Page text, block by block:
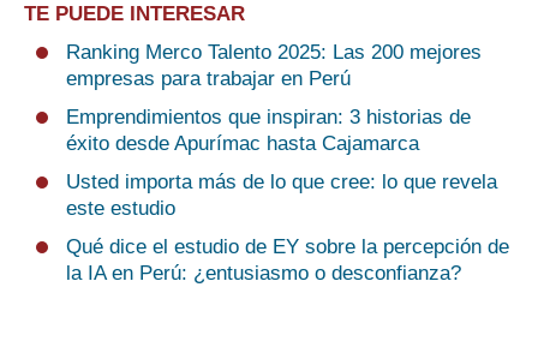
TE PUEDE INTERESAR
Ranking Merco Talento 2025: Las 200 mejores
empresas para trabajar en Perú
Emprendimientos que inspiran: 3 historias de
éxito desde Apurímac hasta Cajamarca
Usted importa más de lo que cree: lo que revela
este estudio
Qué dice el estudio de EY sobre la percepción de
la IA en Perú: ¿entusiasmo o desconfianza?